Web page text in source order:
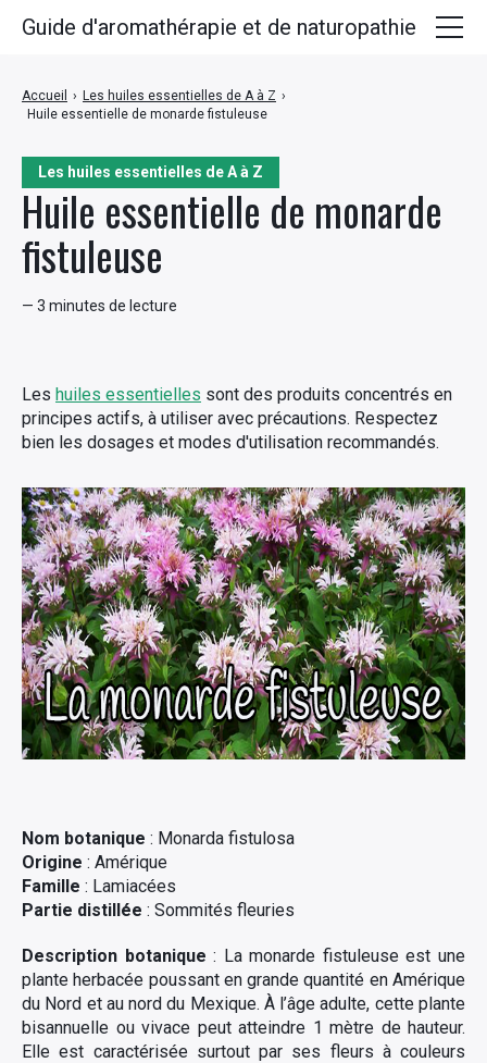
Les huiles essentielles de A à Z
Huile essentielle de monarde
fistuleuse
— 3 minutes de lecture
Accueil › Les huiles essentielles de A à Z ›
Huile essentielle de monarde fistuleuse
Les huiles essentielles sont des produits concentrés en
principes actifs, à utiliser avec précautions. Respectez
bien les dosages et modes d'utilisation recommandés.
Nom botanique : Monarda fistulosa
Origine : Amérique
Famille : Lamiacées
Partie distillée : Sommités fleuries
Description botanique : La monarde fistuleuse est une
plante herbacée poussant en grande quantité en Amérique
du Nord et au nord du Mexique. À l’âge adulte, cette plante
bisannuelle ou vivace peut atteindre 1 mètre de hauteur.
Elle est caractérisée surtout par ses fleurs à couleurs
Guide d'aromathérapie et de naturopathie
Plantes médicinales
Huiles végétales
Hydrolats
Recettes